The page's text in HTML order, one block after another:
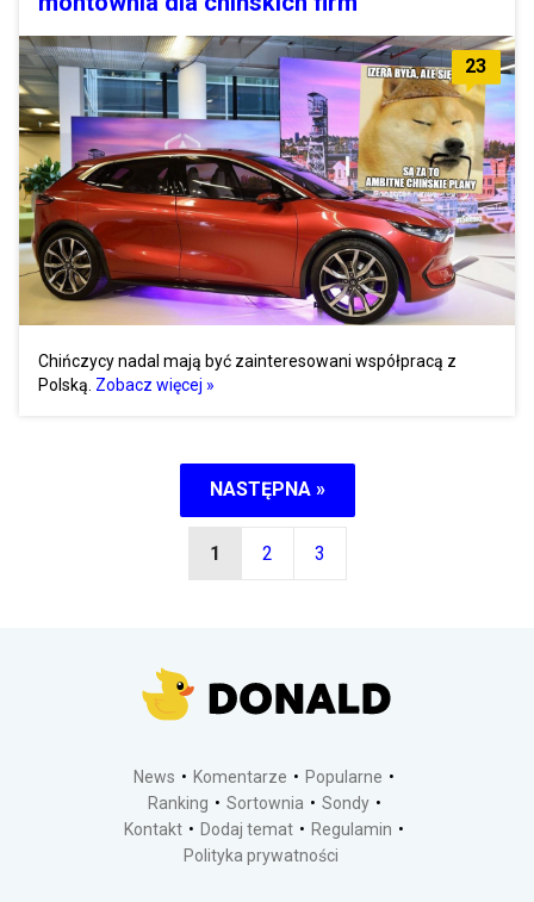
23
Chińczycy nadal mają być zainteresowani współpracą z
Polską. Zobacz więcej »
NASTĘPNA »
1 2 3
News Komentarze
Popularne
Ranking
Sortownia
Sondy
Kontakt
Dodaj temat
Regulamin
Polityka prywatności